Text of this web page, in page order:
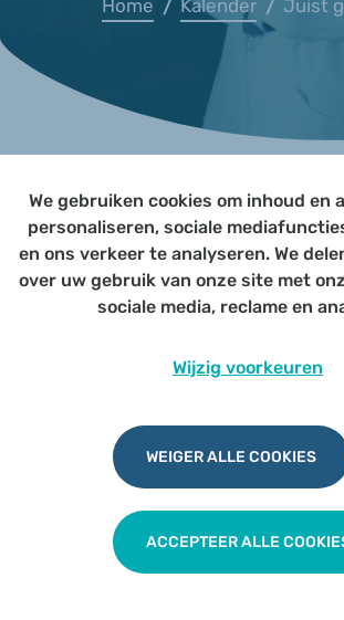
Home / Kalender /
Page not yet published
We gebruiken cookies om inhoud en
personaliseren, sociale
en ons verkeer te analyseren. We
over uw gebruik van onze site met
sociale media, reclame en
Wijzig voorkeuren
WEIGER ALLE COOKIES
ACCEPTEER ALLE
Privacy|
Udesite